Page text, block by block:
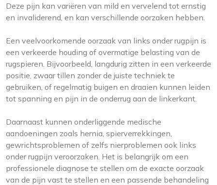
Deze pijn kan variëren van mild en vervelend tot ernstig
en invaliderend, en kan verschillende oorzaken hebben.
Een veelvoorkomende oorzaak van links onder rugpijn is
een verkeerde houding of overmatige belasting van de
rugspieren. Bijvoorbeeld, langdurig zitten in een verkeerde
positie, zwaar tillen zonder de juiste techniek te
gebruiken, of regelmatig buigen en draaien kunnen leiden
tot spanning en pijn in de onderrug aan de linkerkant.
Daarnaast kunnen onderliggende medische
aandoeningen zoals hernia, spierverrekkingen,
gewrichtsproblemen of zelfs nierproblemen ook links
onder rugpijn veroorzaken. Het is belangrijk om een
professionele diagnose te stellen om de exacte oorzaak
van de pijn vast te stellen en een passende behandeling